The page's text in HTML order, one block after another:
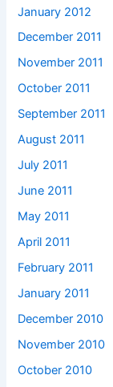
January 2012
December 2011
November 2011
October 2011
September 2011
August 2011
July 2011
June 2011
May 2011
April 2011
February 2011
January 2011
December 2010
November 2010
October 2010